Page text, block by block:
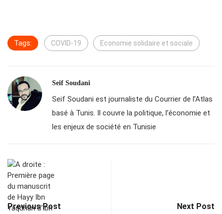
Tags: COVID-19 Economie solidaire et sociale
Seif Soudani
Seif Soudani est journaliste du Courrier de l’Atlas
basé à Tunis. Il couvre la politique, l’économie et
les enjeux de société en Tunisie
Previous Post Next Post